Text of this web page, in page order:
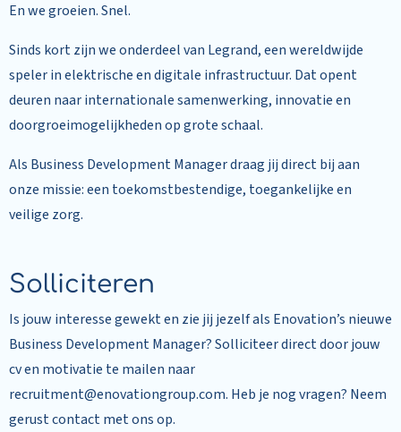
En we groeien. Snel.
Sinds kort zijn we onderdeel van Legrand, een wereldwijde
speler in elektrische en digitale infrastructuur. Dat opent
deuren naar internationale samenwerking, innovatie en
doorgroeimogelijkheden op grote schaal.
Als Business Development Manager draag jij direct bij aan
onze missie: een toekomstbestendige, toegankelijke en
veilige zorg.
Solliciteren
Is jouw interesse gewekt en zie jij jezelf als Enovation’s nieuwe
Business Development Manager? Solliciteer direct door jouw
cv en motivatie te mailen naar
recruitment@enovationgroup.com. Heb je nog vragen? Neem
gerust contact met ons op.